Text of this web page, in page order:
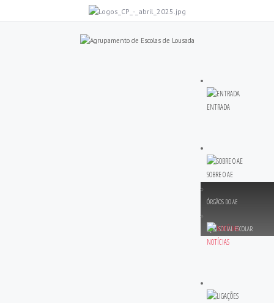
ENTRADA
SOBRE O AE
ÓRGÃOS DO AE
AÇÃO SOCIAL ESCOLAR
NOTÍCIAS